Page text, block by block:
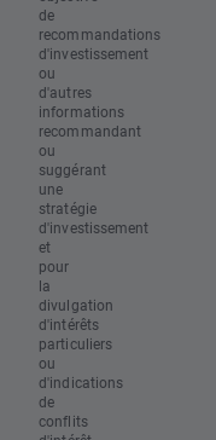
de
recommandations
d'investissement
ou
d'autres
informations
recommandant
ou
suggérant
une
stratégie
d'investissement
et
pour
la
divulgation
d'intérêts
particuliers
ou
d'indications
de
conflits